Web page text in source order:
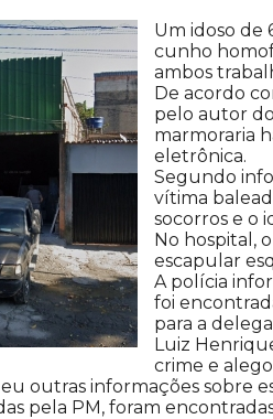
Um idoso de
cunho
ambos
De acordo
pelo autor
marmoraria
eletrônica.
Segundo
vítima
socorros e o
No hospital,
escapular
A polícia
foi
para a
Luiz
crime e
outras informações sobre
pela PM, foram